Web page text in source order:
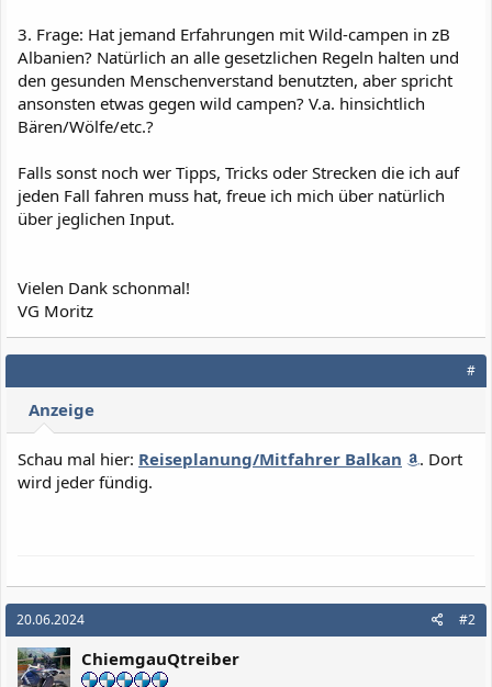
3. Frage: Hat jemand Erfahrungen mit Wild-campen in zB
Albanien? Natürlich an alle gesetzlichen Regeln halten und
den gesunden Menschenverstand benutzten, aber spricht
ansonsten etwas gegen wild campen? V.a. hinsichtlich
Bären/Wölfe/etc.?
Falls sonst noch wer Tipps, Tricks oder Strecken die ich auf
jeden Fall fahren muss hat, freue ich mich über natürlich
über jeglichen Input.
Vielen Dank schonmal!
VG Moritz
#
Anzeige
Schau mal hier: Reiseplanung/Mitfahrer Balkan
. Dort
wird jeder fündig.
20.06.2024 #2
ChiemgauQtreiber